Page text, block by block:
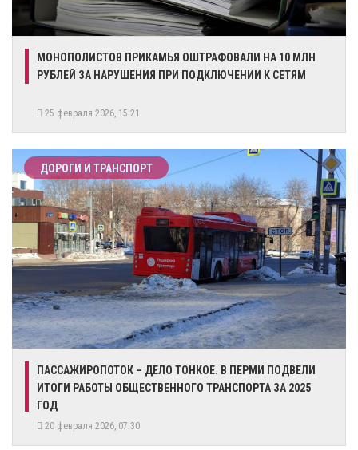
МОНОПОЛИСТОВ ПРИКАМЬЯ ОШТРАФОВАЛИ НА 10 МЛН
РУБЛЕЙ ЗА НАРУШЕНИЯ ПРИ ПОДКЛЮЧЕНИИ К СЕТЯМ
25 февраля 2026, 15:21
ДОРОГИ И ТРАНСПОРТ
ПАССАЖИРОПОТОК – ДЕЛО ТОНКОЕ. В ПЕРМИ ПОДВЕЛИ
ИТОГИ РАБОТЫ ОБЩЕСТВЕННОГО ТРАНСПОРТА ЗА 2025
ГОД
20 февраля 2026, 07:30